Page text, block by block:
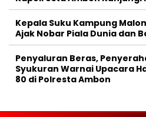
Kepala Suku Kampung
Ajak Nobar Piala Dunia dan
Penyaluran Beras,
Syukuran Warnai Upacara
80 di Polresta Ambon